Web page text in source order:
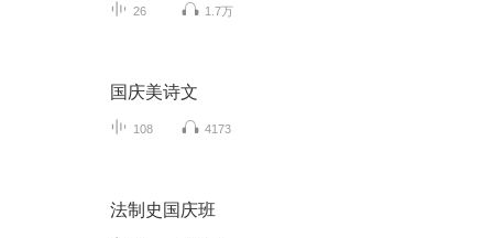
26 1.7万
国庆美诗文
108 4173
法制史国庆班